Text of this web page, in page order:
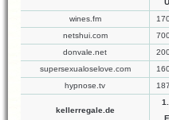
wines.fm
netshui.com
donvale.net
supersexualoselove.com
hypnose.tv
kellerregale.de